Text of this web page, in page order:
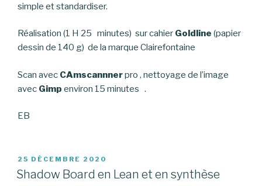
simple et standardiser.
Réalisation (1 H 25 minutes) sur cahier Goldline (papier
dessin de 140 g) de la marque Clairefontaine
Scan avec CAmscannnerpro , nettoyage de l’image
avec Gimp environ 15 minutes .
EB
PUBLIÉ
LE
25 DÉCEMBRE 2020
Shadow Board en Lean et en synthèse